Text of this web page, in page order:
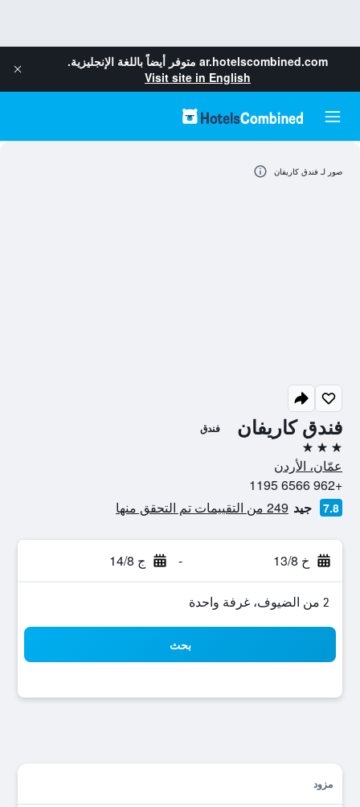
ar.hotelscombined.com متوفر أيضاً باللغة الإنجليزية.
Visit site in English
فندق كاريفان فندق
3 نجوم
عمّان، الأردن
+962 6566 1195
7.8 جيد 249 من التقييمات تم التحقق منها
خ 13/8 - ج 14/8
2 من الضيوف، غرفة واحدة
بحث
مزود
صور لـ فندق كاريفان